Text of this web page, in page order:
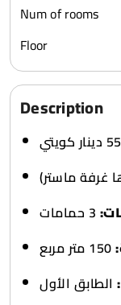
Num of rooms
Floor
Description